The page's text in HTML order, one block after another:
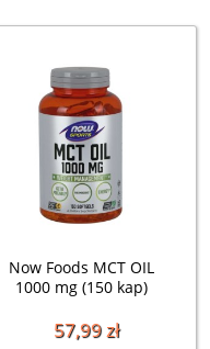
Now Foods MCT OIL
1000 mg (150 kap)
57,99 zł